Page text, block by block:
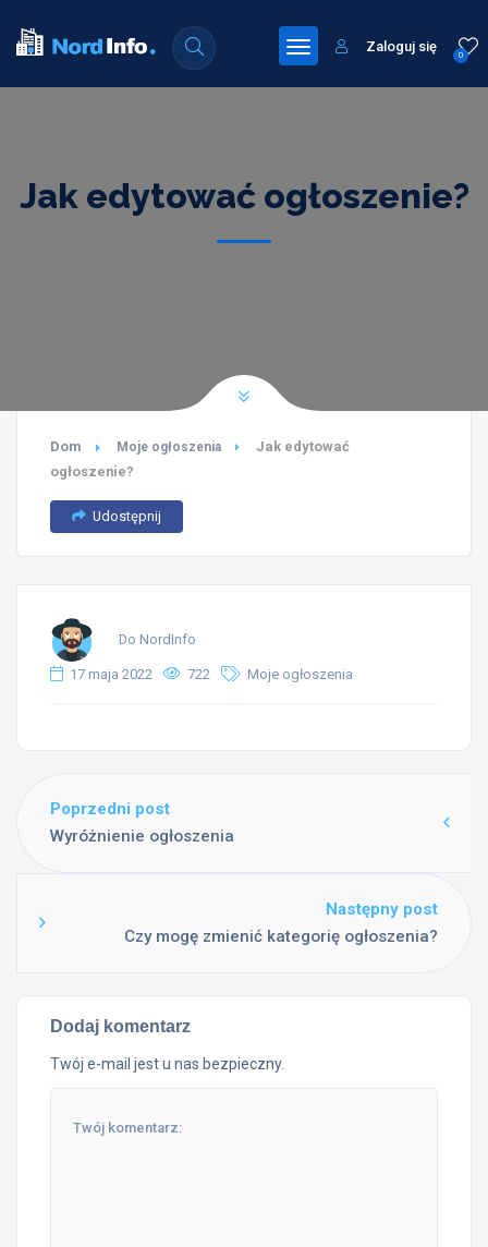
0
Zaloguj się
Jak edytować ogłoszenie?
Dom Moje ogłoszenia
Jak edytować
ogłoszenie?
Udostępnij
Do NordInfo
17 maja 2022 722 Moje ogłoszenia
Poprzedni post
Wyróżnienie ogłoszenia
Następny post
Czy mogę zmienić kategorię ogłoszenia?
Dodaj komentarz
Twój e-mail jest u nas bezpieczny.